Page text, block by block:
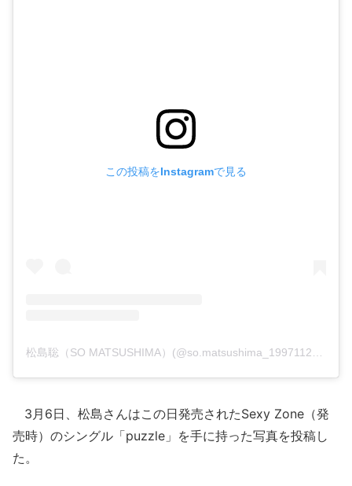
この投稿をInstagramで見る
3月6日、松島さんはこの日発売されたSexy Zone（発
売時）のシングル「puzzle」を手に持った写真を投稿し
た。